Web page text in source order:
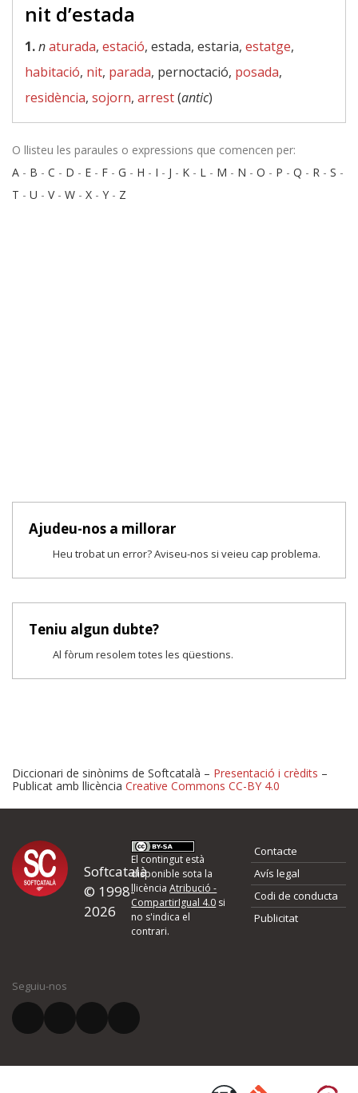
nit d’estada
1.naturada, estació, estada, estaria, estatge,
habitació, nit, parada, pernoctació, posada,
residència, sojorn, arrest(antic)
O llisteu les paraules o expressions que comencen per:
A - B - C - D - E - F - G - H - I - J - K - L - M - N - O - P - Q - R - S -
T - U - V- W - X - Y - Z
Ajudeu-nos a millorar
Heu trobat un error? Aviseu-nos si veieu cap problema.
Teniu algun dubte?
Al fòrum resolem totes les qüestions.
Proposeu-nos millores o
d'errors
Si heu trobat un error o voleu proposar alguna millora, ompliu els
quina és la millora que proposeu o l'error del qual voleu informar-
El vostre correu electrònic *
Diccionari de sinònims de Softcatalà – Presentació i crèdits –
Publicat amb llicència Creative Commons CC-BY 4.0
Softcatalà
© 1998-
2026
El contingut està
disponible sota la
llicènciaAtribució -
CompartirIgual 4.0 si
no s'indica el
contrari.
Contacte
Avís legal
Codi de conducta
Publicitat
Seguiu-nos